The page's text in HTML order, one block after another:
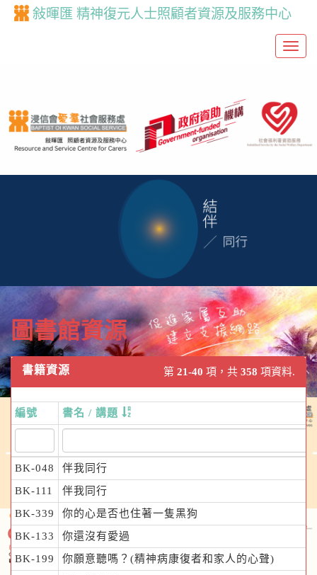
敍暉匯 精神復元人士照顧者資源及服務中心
T
e
n
v
圖書館資源
第 21-40 項，共 358 項資料.
書籍資源
編號 書名 / 講題
BK-048
伴我同行
BK-111
伴我同行
BK-339
你的心是否也住著一隻黑狗
BK-133
你還沒有愛過
BK-199
你願意聽嗎？(精神病康復者和家人的心聲)